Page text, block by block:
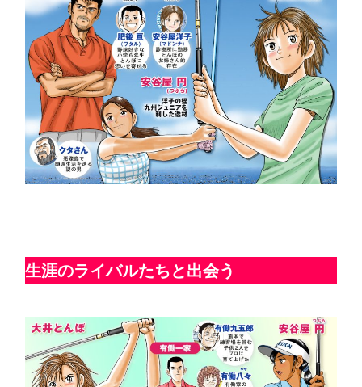
生涯のライバルたちと出会う